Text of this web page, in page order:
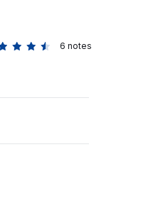
6 notes